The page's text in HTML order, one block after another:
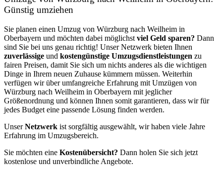
Günstig umziehen
Sie planen einen Umzug von Würzburg nach Weilheim in
Oberbayern und möchten dabei möglichst viel Geld sparen? Dann
sind Sie bei uns genau richtig! Unser Netzwerk bieten Ihnen
zuverlässige und kostengünstige Umzugsdienstleistungen zu
fairen Preisen, damit Sie sich um nichts anderes als die wichtigen
Dinge in Ihrem neuen Zuhause kümmern müssen. Weiterhin
verfügen wir über umfangreiche Erfahrung mit Umzügen von
Würzburg nach Weilheim in Oberbayern mit jeglicher
Größenordnung und können Ihnen somit garantieren, dass wir für
jedes Budget eine passende Lösung finden werden.
UnserNetzwerk ist sorgfältig ausgewählt, wir haben viele Jahre
Erfahrung im Umzugsbereich.
Sie möchten eine Kostenübersicht? Dann holen Sie sich jetzt
kostenlose und unverbindliche Angebote.